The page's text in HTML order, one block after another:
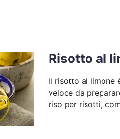
Risotto al
Il risotto al limone
veloce da
riso per risotti,